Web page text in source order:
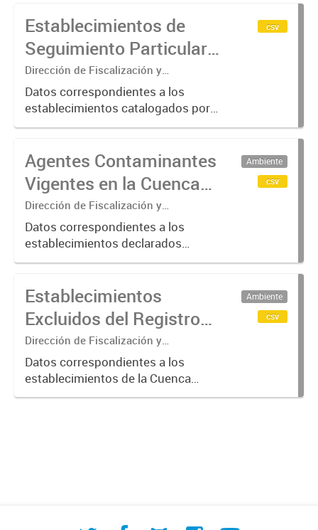
aquellos que requieren de una
verificación más exhaustiva por
considerarse...
Establecimientos de
Seguimiento Particular
en la Cuenca Matanza
Riachuelo (2024-2025)
Dirección de Fiscalización y
Adecuación Ambiental
Datos correspondientes a los
establecimientos catalogados por
ACUMAR como de "Seguimiento
aquellos que requieren de una
verificación más exhaustiva por
considerarse...
csv
Agentes Contaminantes
Vigentes en la Cuenca
Matanza Riachuelo
(2017-2023)
Dirección de Fiscalización y
Adecuación Ambiental
Datos correspondientes a los
establecimientos declarados
"Agentes Contaminantes" por
Ambiente
csv
Establecimientos
Excluidos del Registro
de Agentes
Contaminantes de
ACUMAR (2017-2023)
Dirección de Fiscalización y
Adecuación Ambiental
Datos correspondientes a los
establecimientos de la Cuenca
Matanza Riachuelo excluidos del
Ambiente
csv